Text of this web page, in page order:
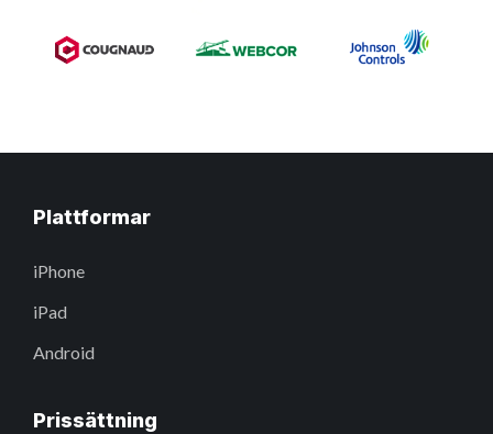
Plattformar
iPhone
iPad
Android
Prissättning